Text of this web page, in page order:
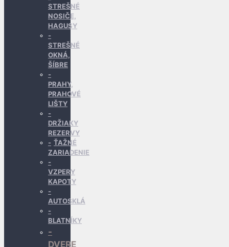
STREŠNÉ
NOSIČE,
HAGUSY
STREŠNÉ
OKNÁ,
ŠÍBRE
PRAHY,
PRAHOVÉ
LIŠTY
DRŽIAKY
REZERVY
ŤAŽNÉ
ZARIADENIE
VZPERY
KAPOTY
AUTOSKLÁ
BLATNÍKY
DVERE